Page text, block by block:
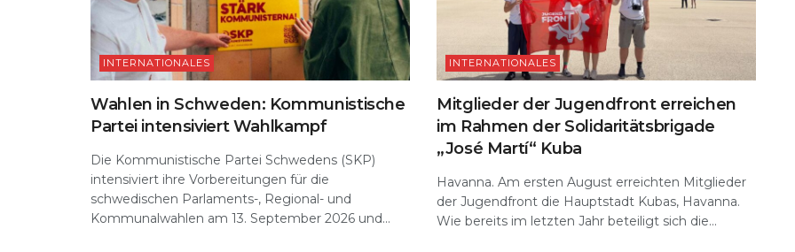
INTERNATIONALES
Wahlen in Schweden: Kommunistische
Partei intensiviert Wahlkampf
Die Kommunistische Partei Schwedens (SKP)
intensiviert ihre Vorbereitungen für die
schwedischen Parlaments-, Regional- und
Kommunalwahlen am 13. September 2026 und...
INTERNATIONALES
Mitglieder der Jugendfront erreichen
im Rahmen der Solidaritätsbrigade
„José Martí“ Kuba
Havanna. Am ersten August erreichten Mitglieder
der Jugendfront die Hauptstadt Kubas, Havanna.
Wie bereits im letzten Jahr beteiligt sich die...